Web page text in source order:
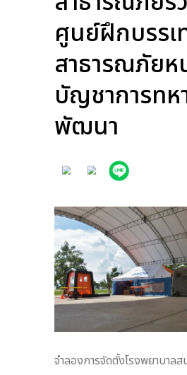
ศูนย์ฝึกบรรเ
สาธารณภัยห
บัญชาการทห
พัฒนา
จำลองการจัดตั้งโรงพยาบาลส